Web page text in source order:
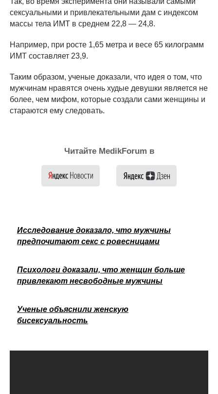
сексуальными и привлекательными дам с индексом
массы тела ИМТ в среднем 22,8 — 24,8.
Например, при росте 1,65 метра и весе 65 килограмм
ИМТ составляет 23,9.
Таким образом, ученые доказали, что идея о том, что
мужчинам нравятся очень худые девушки является не
более, чем мифом, которые создали сами женщины и
стараются ему следовать.
Читайте MedikForum в
Исследование доказало, что мужчины
предпочитают секс с ровесницами
Психологи доказали, что женщин больше
привлекают несвободные мужчины
Ученые объяснили женскую
бисексуальность